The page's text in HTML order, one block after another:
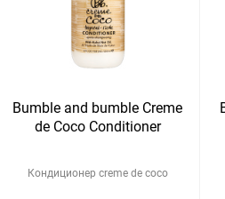
Bumble and bumble Creme
de Coco Conditioner
Кондиционер creme de coco